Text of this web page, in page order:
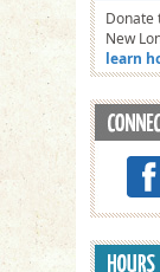
Donate
New
learn